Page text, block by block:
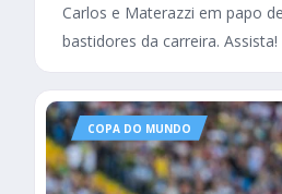
Carlos e Materazzi em papo
bastidores da carreira. Assista!
COPA DO MUNDO